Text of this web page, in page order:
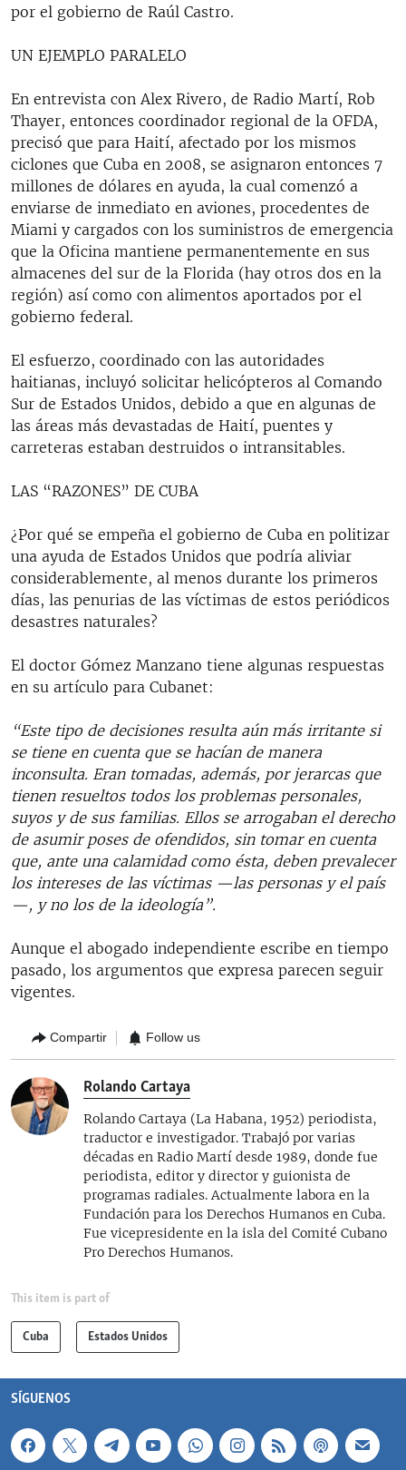
por el gobierno de Raúl Castro.
UN EJEMPLO PARALELO
En entrevista con Alex Rivero, de Radio Martí, Rob
Thayer, entonces coordinador regional de la OFDA,
precisó que para Haití, afectado por los mismos
ciclones que Cuba en 2008, se asignaron entonces 7
millones de dólares en ayuda, la cual comenzó a
enviarse de inmediato en aviones, procedentes de
Miami y cargados con los suministros de emergencia
que la Oficina mantiene permanentemente en sus
almacenes del sur de la Florida (hay otros dos en la
región) así como con alimentos aportados por el
gobierno federal.
El esfuerzo, coordinado con las autoridades
haitianas, incluyó solicitar helicópteros al Comando
Sur de Estados Unidos, debido a que en algunas de
las áreas más devastadas de Haití, puentes y
carreteras estaban destruidos o intransitables.
LAS “RAZONES” DE CUBA
¿Por qué se empeña el gobierno de Cuba en politizar
una ayuda de Estados Unidos que podría aliviar
considerablemente, al menos durante los primeros
días, las penurias de las víctimas de estos periódicos
desastres naturales?
El doctor Gómez Manzano tiene algunas respuestas
en su artículo para Cubanet:
“Este tipo de decisiones resulta aún más irritante si
se tiene en cuenta que se hacían de manera
inconsulta. Eran tomadas, además, por jerarcas que
tienen resueltos todos los problemas personales,
suyos y de sus familias. Ellos se arrogaban el derecho
de asumir poses de ofendidos, sin tomar en cuenta
que, ante una calamidad como ésta, deben prevalecer
los intereses de las víctimas —las personas y el país
—, y no los de la ideología”.
Aunque el abogado independiente escribe en tiempo
pasado, los argumentos que expresa parecen seguir
vigentes.
Compartir Follow us
Rolando Cartaya
Rolando Cartaya (La Habana, 1952) periodista,
traductor e investigador. Trabajó por varias
décadas en Radio Martí desde 1989, donde fue
periodista, editor y director y guionista de
programas radiales. Actualmente labora en la
Fundación para los Derechos Humanos en Cuba.
Fue vicepresidente en la isla del Comité Cubano
Pro Derechos Humanos.
This item is part of
Cuba Estados Unidos
SÍGUENOS